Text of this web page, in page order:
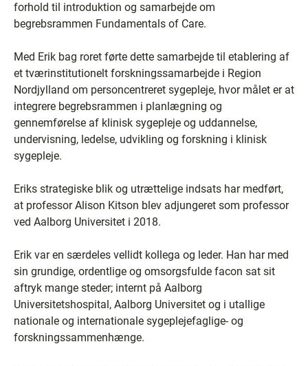
forhold til introduktion og samarbejde om
begrebsrammen Fundamentals of Care.
Med Erik bag roret førte dette samarbejde til etablering af
et tværinstitutionelt forskningssamarbejde i Region
Nordjylland om personcentreret sygepleje, hvor målet er at
integrere begrebsrammen i planlægning og
gennemførelse af klinisk sygepleje og uddannelse,
undervisning, ledelse, udvikling og forskning i klinisk
sygepleje.
Eriks strategiske blik og utrættelige indsats har medført,
at professor Alison Kitson blev adjungeret som professor
ved Aalborg Universitet i 2018.
Erik var en særdeles vellidt kollega og leder. Han har med
sin grundige, ordentlige og omsorgsfulde facon sat sit
aftryk mange steder; internt på Aalborg
Universitetshospital, Aalborg Universitet og i utallige
nationale og internationale sygeplejefaglige- og
forskningssammenhænge.